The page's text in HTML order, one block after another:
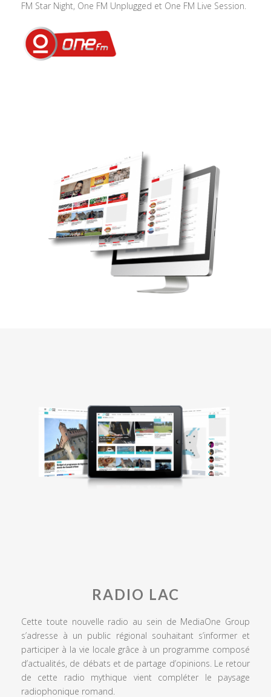
FM Star Night, One FM Unplugged et One FM Live Session.
RADIO LAC
Cette toute nouvelle radio au sein de MediaOne Group
s’adresse à un public régional souhaitant s’informer et
participer à la vie locale grâce à un programme composé
d’actualités, de débats et de partage d’opinions. Le retour
de cette radio mythique vient compléter le paysage
radiophonique romand.